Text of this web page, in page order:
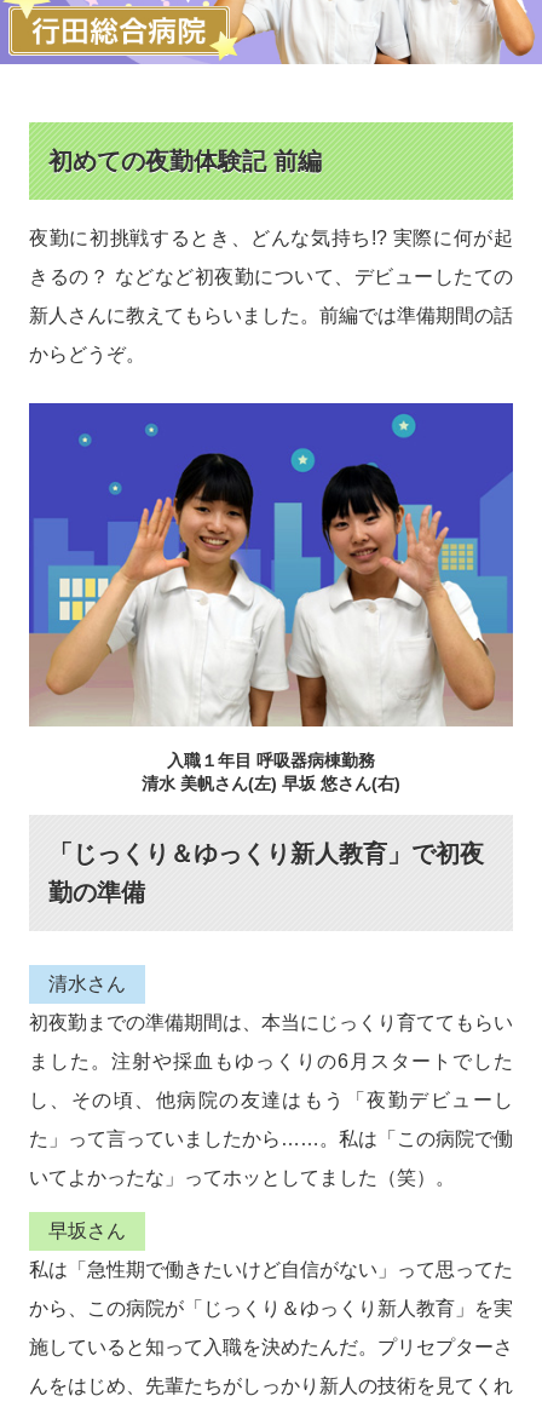
初めての夜勤体験記 前編
夜勤に初挑戦するとき、どんな気持ち!? 実際に何が起
きるの？ などなど初夜勤について、デビューしたての
新人さんに教えてもらいました。前編では準備期間の話
からどうぞ。
入職１年目 呼吸器病棟勤務
清水 美帆さん(左) 早坂 悠さん(右)
「じっくり＆ゆっくり新人教育」で初夜
勤の準備
清水さん
初夜勤までの準備期間は、本当にじっくり育ててもらい
ました。注射や採血もゆっくりの6月スタートでした
し、その頃、他病院の友達はもう「夜勤デビューし
た」って言っていましたから……。私は「この病院で働
いてよかったな」ってホッとしてました（笑）。
早坂さん
私は「急性期で働きたいけど自信がない」って思ってた
から、この病院が「じっくり＆ゆっくり新人教育」を実
施していると知って入職を決めたんだ。プリセプターさ
んをはじめ、先輩たちがしっかり新人の技術を見てくれ